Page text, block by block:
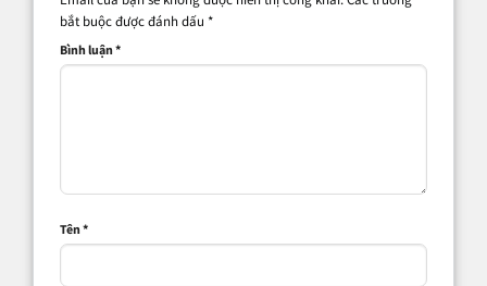
bắt buộc được đánh dấu *
Bình luận*
Tên*